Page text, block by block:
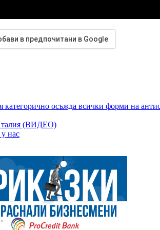
в предпочитани в Google
осъжда всички форми на
Италия (ВИДЕО)
нас